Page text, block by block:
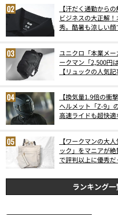
【汗だく通勤から
ビジネスの大正解
秀。酷暑も涼しい
ユニクロ「本業メ
ークマン「2,500円
【リュックの人気
【換気量1.9倍の衝
ヘルメット「Z-9」
高速ライドも超快
【ワークマンの大
ック」をマニアが
で評判以上に優秀だ
ランキング